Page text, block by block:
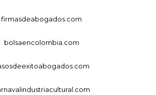
firmasdeabogados.com
bolsaencolombia.com